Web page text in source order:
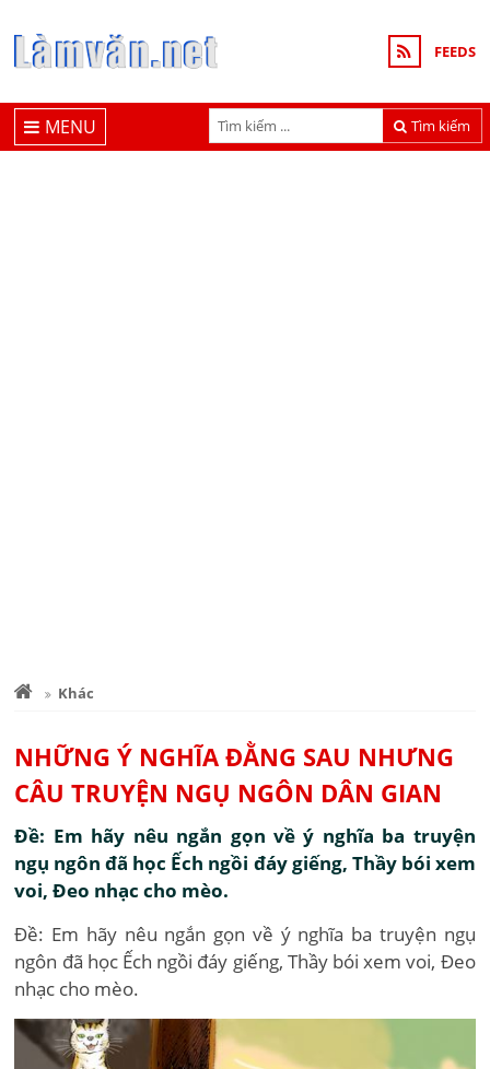
FEEDS
Tìm kiếm
MENU
Khác
NHỮNG Ý NGHĨA ĐẰNG SAU NHƯNG
CÂU TRUYỆN NGỤ NGÔN DÂN GIAN
Đề: Em hãy nêu ngắn gọn về ý nghĩa ba truyện
ngụ ngôn đã học Ếch ngồi đáy giếng, Thầy bói xem
voi, Đeo nhạc cho mèo.
Đề: Em hãy nêu ngắn gọn về ý nghĩa ba truyện ngụ
ngôn đã học Ếch ngồi đáy giếng, Thầy bói xem voi, Đeo
nhạc cho mèo.